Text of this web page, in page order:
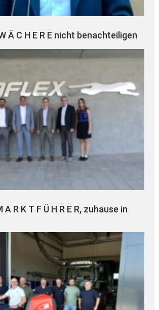
Ä C H E R E nicht benachteiligen
A R K T F Ü H R E R, zuhause in